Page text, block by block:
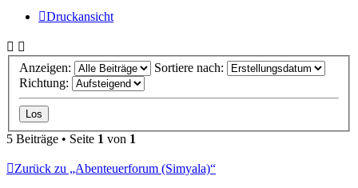
Druckansicht
Anzeigen:
Sortiere nach:
Richtung:
5 Beiträge • Seite 1 von 1
Zurück zu „Abenteuerforum (Simyala)“